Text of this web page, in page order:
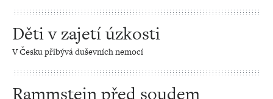
Děti v zajetí úzkosti
V Česku přibývá duševních nemocí
Rammstein před soudem